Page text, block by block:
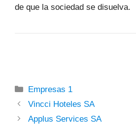
de que la sociedad se disuelva.
Categorías
Empresas 1
Vincci Hoteles SA
Applus Services SA